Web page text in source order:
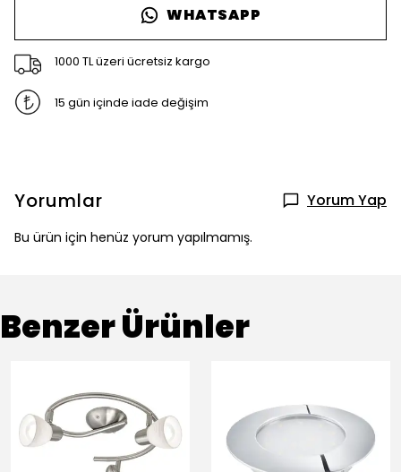
WHATSAPP
1000 TL üzeri ücretsiz kargo
15 gün içinde iade değişim
Yorumlar Yorum Yap
Bu ürün için henüz yorum yapılmamış.
Benzer Ürünler